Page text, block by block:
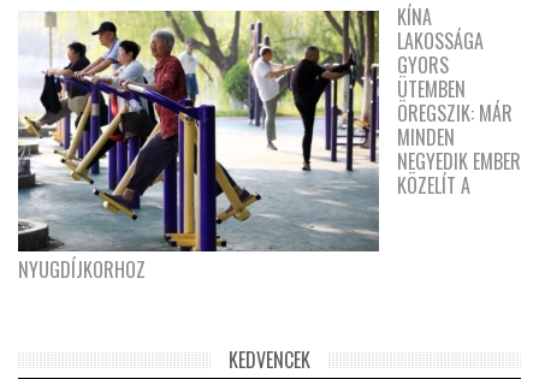
KÍNA
LAKOSSÁGA
GYORS
ÜTEMBEN
ÖREGSZIK: MÁR
MINDEN
NEGYEDIK EMBER
KÖZELÍT A
NYUGDÍJKORHOZ
KEDVENCEK